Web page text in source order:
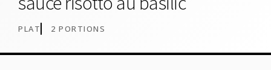
PLAT 2 PORTIONS